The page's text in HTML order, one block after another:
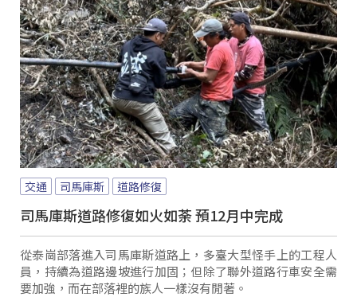
交通 司馬庫斯 道路修復
司馬庫斯道路修復如火如荼 預12月中完成
從泰崗部落進入司馬庫斯道路上，多臺大型怪手上的工程人
員，持續為道路邊坡進行加固；但除了聯外道路行車安全需
要加強，而在部落裡的族人一樣沒有閒著。